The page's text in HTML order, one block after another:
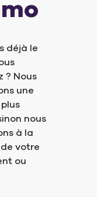
déjà le
? Nous
une
nous
à la
votre
ou